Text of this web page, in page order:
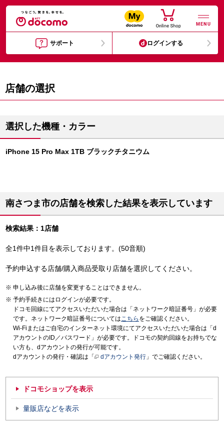
MENU
サポート ログインする
店舗の選択
選択した機種・カラー
iPhone 15 Pro Max 1TB ブラックチタニウム
南さつま市の店舗を検索した結果を表示しています
検索結果：1店舗
全1件中1件目を表示しております。(50音順)
予約申込する店舗/購入商品受取り店舗を選択してください。
申し込み後に店舗を変更することはできません。
予約手続きにはログインが必要です。
ドコモ回線にてアクセスいただいた場合は「ネットワーク暗証番号」が必要
です。ネットワーク暗証番号についてはこちら をご確認ください。
Wi-Fiまたはご自宅のインターネット環境にてアクセスいただいた場合は「d
アカウントのID／パスワード」が必要です。ドコモの契約回線をお持ちでな
い方も、dアカウントの発行が可能です。
dアカウントの発行・確認は「
dアカウント発行 」でご確認ください。
ドコモショップを表示
量販店などを表示